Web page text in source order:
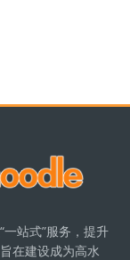
站式”服务，提升
在建设成为高水